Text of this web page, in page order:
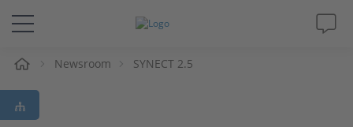
Lösungen & Produkte
Support
Newsroom SYNECT 2.5